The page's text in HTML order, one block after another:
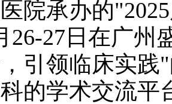
院承办的
26-27日在广
引领临床实践
的学术交流平